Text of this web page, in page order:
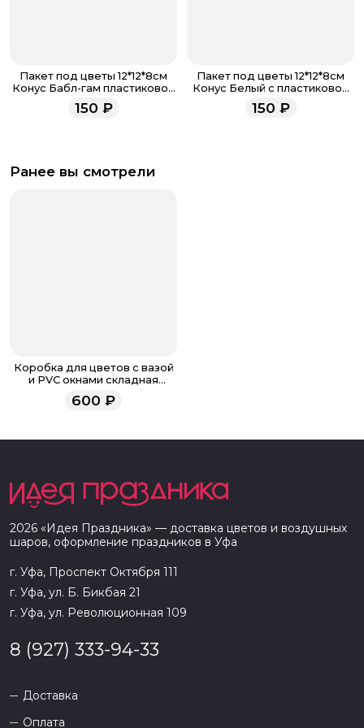
Пакет под цветы 12*12*8см
Конус Бабл-гам пластиковой
ручкой
150 ₽
Пакет под цветы 12*12*8см
Конус Белый с пластиковой
ручкой
150 ₽
Ранее вы смотрели
Коробка для цветов с вазой
и PVC окнами складная
«Серая», 16 х 23 х 16 см
600 ₽
2026 «Идея Праздника» — доставка цветов и воздушных
шаров, оформление праздников в Уфа
г. Уфа, Проспект Октября 111
г. Уфа, ул. Б. Бикбая 21
г. Уфа, ул. Революционная 109
8 (927) 333-94-33
Доставка
Оплата